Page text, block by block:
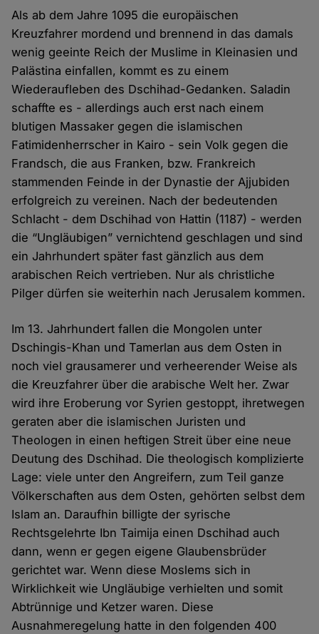
Als ab dem Jahre 1095 die europäischen
Kreuzfahrer mordend und brennend in das damals
wenig geeinte Reich der Muslime in Kleinasien und
Palästina einfallen, kommt es zu einem
Wiederaufleben des Dschihad-Gedanken. Saladin
schaffte es - allerdings auch erst nach einem
blutigen Massaker gegen die islamischen
Fatimidenherrscher in Kairo - sein Volk gegen die
Frandsch, die aus Franken, bzw. Frankreich
stammenden Feinde in der Dynastie der Ajjubiden
erfolgreich zu vereinen. Nach der bedeutenden
Schlacht - dem Dschihad von Hattin (1187) - werden
die “Ungläubigen” vernichtend geschlagen und sind
ein Jahrhundert später fast gänzlich aus dem
arabischen Reich vertrieben. Nur als christliche
Pilger dürfen sie weiterhin nach Jerusalem kommen.
Im 13. Jahrhundert fallen die Mongolen unter
Dschingis-Khan und Tamerlan aus dem Osten in
noch viel grausamerer und verheerender Weise als
die Kreuzfahrer über die arabische Welt her. Zwar
wird ihre Eroberung vor Syrien gestoppt, ihretwegen
geraten aber die islamischen Juristen und
Theologen in einen heftigen Streit über eine neue
Deutung des Dschihad. Die theologisch komplizierte
Lage: viele unter den Angreifern, zum Teil ganze
Völkerschaften aus dem Osten, gehörten selbst dem
Islam an. Daraufhin billigte der syrische
Rechtsgelehrte Ibn Taimija einen Dschihad auch
dann, wenn er gegen eigene Glaubensbrüder
gerichtet war. Wenn diese Moslems sich in
Wirklichkeit wie Ungläubige verhielten und somit
Abtrünnige und Ketzer waren. Diese
Ausnahmeregelung hatte in den folgenden 400